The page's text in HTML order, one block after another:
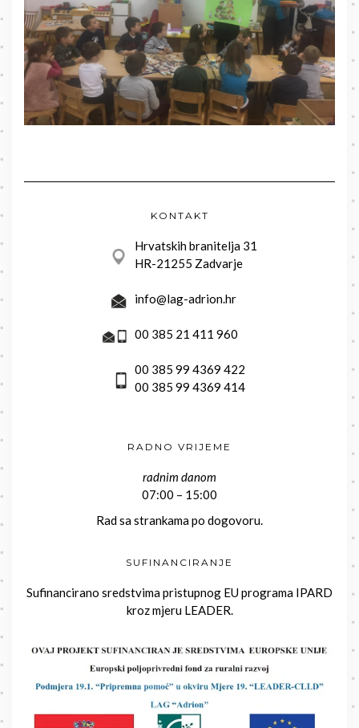
KONTAKT
Hrvatskih branitelja 31
HR-21255 Zadvarje
info@lag-adrion.hr
00 385 21 411 960
00 385 99 4369 422
00 385 99 4369 414
RADNO VRIJEME
radnim danom
07:00 – 15:00
Rad sa strankama po dogovoru.
SUFINANCIRANJE
Sufinancirano sredstvima pristupnog EU programa IPARD
kroz mjeru LEADER.